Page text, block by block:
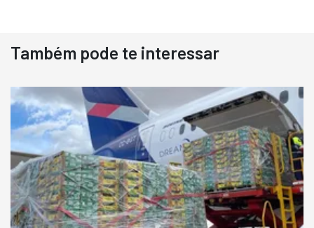
Destaque
Usado
Pá Carregadeira Cat 966
Ano 1987
Londrina
R$ 145.000
Também pode te interessar